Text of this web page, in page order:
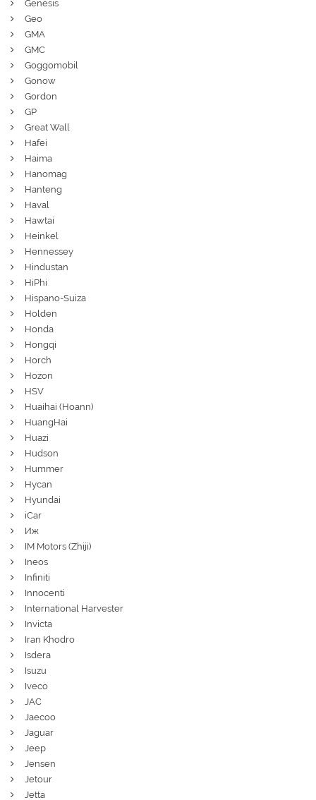
Genesis
Geo
GMA
GMC
Goggomobil
Gonow
Gordon
GP
Great Wall
Hafei
Haima
Hanomag
Hanteng
Haval
Hawtai
Heinkel
Hennessey
Hindustan
HiPhi
Hispano-Suiza
Holden
Honda
Hongqi
Horch
Hozon
HSV
Huaihai (Hoann)
HuangHai
Huazi
Hudson
Hummer
Hycan
Hyundai
iCar
Иж
IM Motors (Zhiji)
Ineos
Infiniti
Innocenti
International Harvester
Invicta
Iran Khodro
Isdera
Isuzu
Iveco
JAC
Jaecoo
Jaguar
Jeep
Jensen
Jetour
Jetta